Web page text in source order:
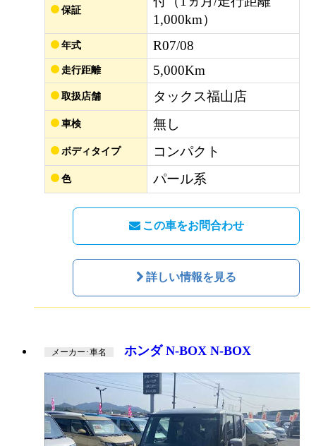
保証
1,000km）
年式 R07/08
走行距離 5,000Km
取扱店舗 タックス福山店
車検 無し
ボディタイプ コンパクト
色 パール系
この車をお問合わせ
詳しい情報を見る
メーカー･車名 ホンダ N-BOX N-BOX